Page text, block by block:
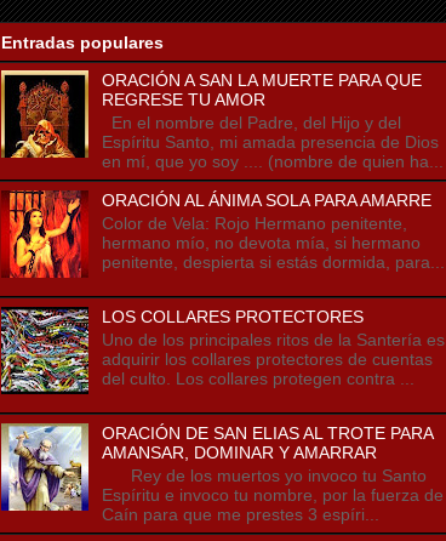
Entradas populares
ORACIÓN A SAN LA MUERTE PARA QUE
REGRESE TU AMOR
En el nombre del Padre, del Hijo y del
Espíritu Santo, mi amada presencia de Dios
en mí, que yo soy .... (nombre de quien ha...
ORACIÓN AL ÁNIMA SOLA PARA AMARRE
Color de Vela: Rojo Hermano penitente,
hermano mío, no devota mía, si hermano
penitente, despierta si estás dormida, para...
LOS COLLARES PROTECTORES
Uno de los principales ritos de la Santería es
adquirir los collares protectores de cuentas
del culto. Los collares protegen contra ...
ORACIÓN DE SAN ELIAS AL TROTE PARA
AMANSAR, DOMINAR Y AMARRAR
Rey de los muertos yo invoco tu Santo
Espíritu e invoco tu nombre, por la fuerza de
Caín para que me prestes 3 espíri...